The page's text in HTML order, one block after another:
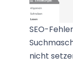
SEO-
nicht